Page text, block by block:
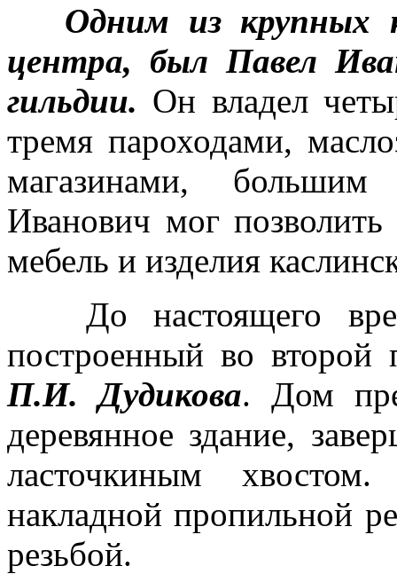
Одним из крупных
центра, был Павел
гильдии. Он владел
тремя пароходами,
магазинами,
Иванович мог
мебель и изделия
До настоящего
построенный во
П.И. Дудикова. Дом
деревянное здание,
ласточкиным
накладной пропильной
резьбой.